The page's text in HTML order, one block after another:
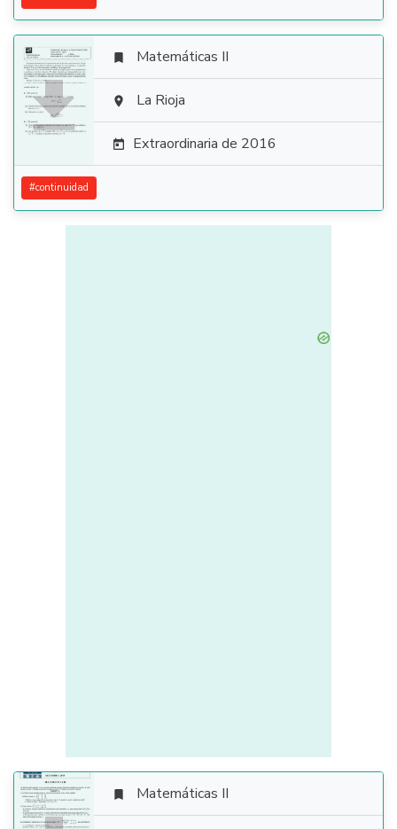

 Matemáticas II
 La Rioja
 Extraordinaria de 2016
#continuidad
 Matemáticas II